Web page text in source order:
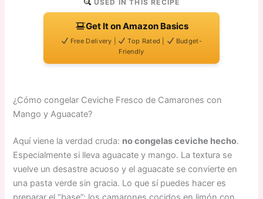
USED IN THIS RECIPE
Get It on Amazon Basics
Free Delivery | Top Rated |
Budget-
Friendly
¿Cómo congelar Ceviche Fresco de Camarones con
Mango y Aguacate?
Aquí viene la verdad cruda: no congelas ceviche hecho.
Especialmente si lleva aguacate y mango. La textura se
vuelve un desastre acuoso y el aguacate se convierte en
una pasta verde sin gracia. Lo que sí puedes hacer es